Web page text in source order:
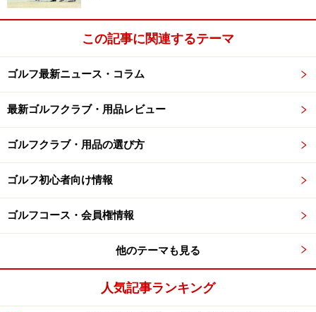
この記事に関連するテーマ
ゴルフ最新ニュース・コラム
最新ゴルフクラブ・用品レビュー
ゴルフクラブ・用品の選び方
ゴルフ初心者向け情報
ゴルフコース・会員権情報
他のテーマも見る
人気記事ランキング